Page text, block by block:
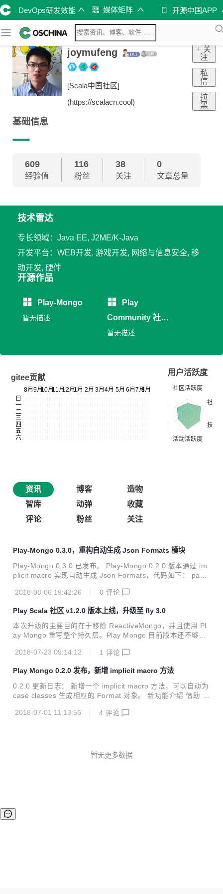
DevOps研发效能 媒体矩阵 开源中国APP
joymufeng
[Scala中国社区]
(https://scalacn.cool)
+ 关
注
私
信
拉
黑
基础信息
609
经验值
116
粉丝
38
关注
0
文章总量
技术雷达
专长领域：Java EE, J2ME/K-Java
开发平台：WEB开发, 游戏开发, 网络与信息安全, 移
动开发, 硬件
开源作品
Play-Mongo
暂无描述
Play
Community 社区
系统
暂无描述
gitee贡献
用户活跃度
资讯 博客
造物
智库
动弹
收藏
评论
粉丝 关注
Play-Mongo 0.3.0，重构自动生成 Json Formats 模块
Play-Mongo 0.3.0 已发布。 Play-Mongo 0.2.0 版本通过 im
plicit macro 实现自动生成 Json Formats，代码如下： pack
ormat[T] = macro JsonFormatMacro.materializeJsonForm
会导致自动生成失效。故 Play-Mongo 0.3.0 版本使用 macro
annotation 重新实现了该功能，用法如下： ...
2018-08-06 19:42:26 0 评论
Play Scala 社区 v1.2.0 版本上线，升级至 fly 3.0
本次升级的主要目的在于移除 ReactiveMongo，并且使用 Pl
ay Mongo 重写整个持久层。Play Mongo 目前版本还不够稳
更新日志如下： 升级至 fly 3.0 使用 Play Mongo 重写持久层
馈！
2018-07-23 09:14:12 1 评论
Play Mongo 0.2.0 发布，新增 implicit macro 方法
0.2.0 更新日志： 新增一个 implicit macro 方法，可以自动为
case classes 生成相应的 Format 对象。 新功能介绍 借助 Pl
ass 提供隐式的Reads和Writes， import models._ import pl
2018-07-01 11:13:56 4 评论
暂无更多数据